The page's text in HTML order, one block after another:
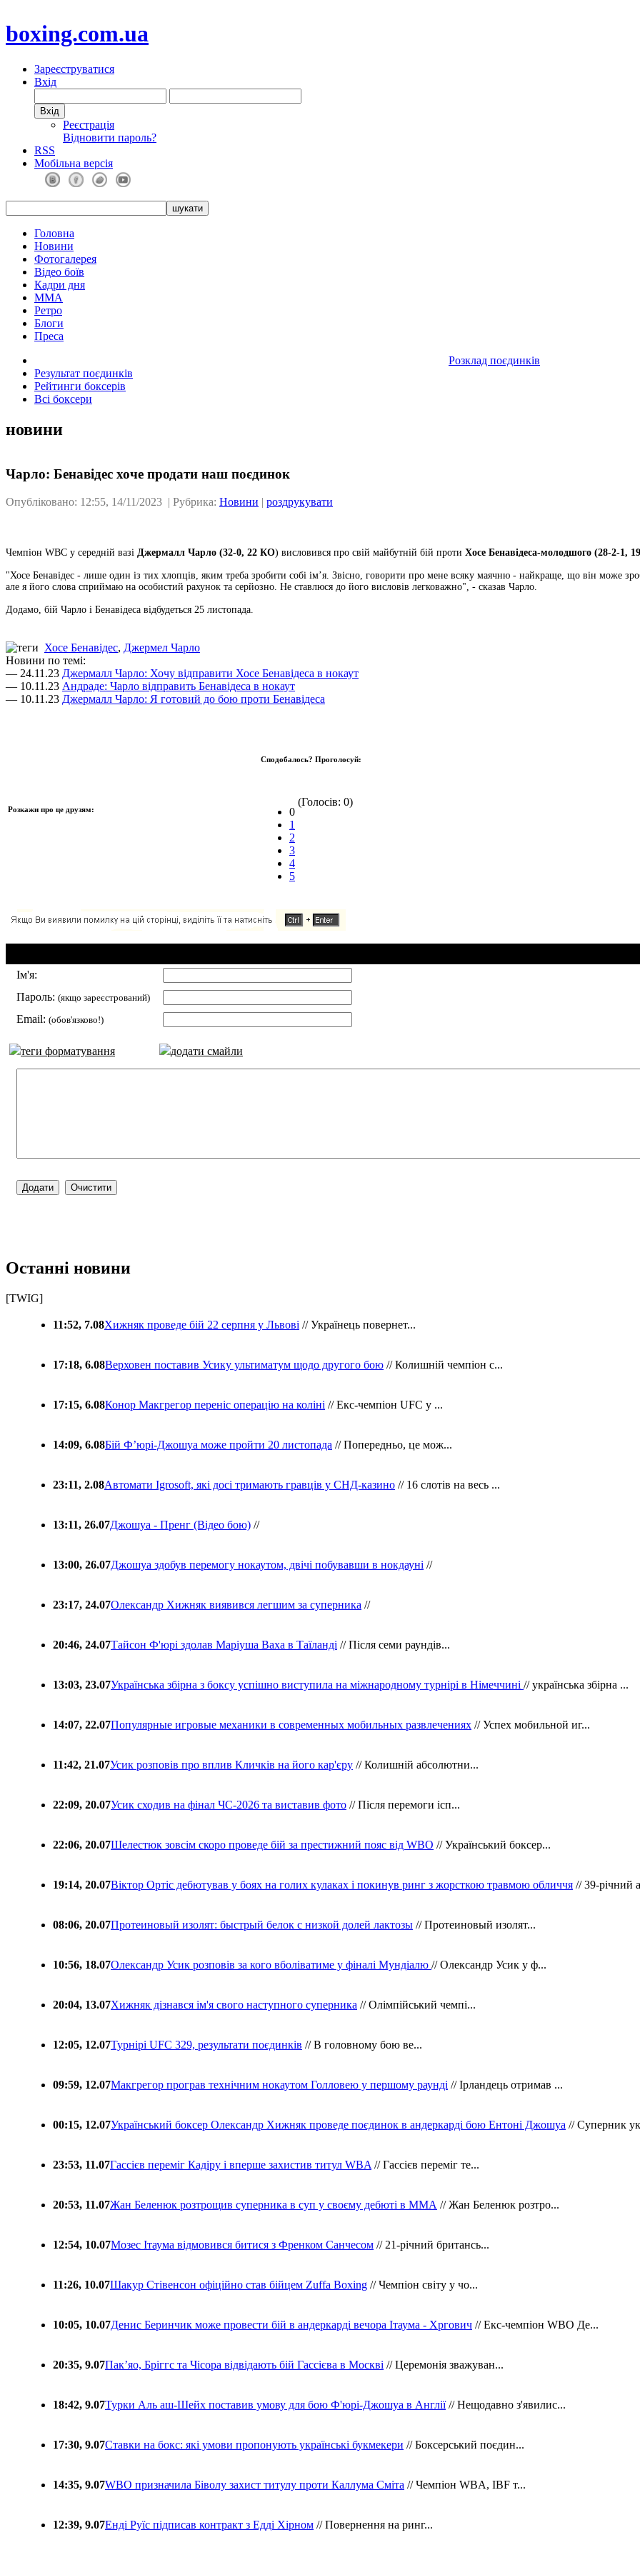
boxing.com.ua
Зареєструватися
Вхід
Реєстрація
Відновити пароль?
RSS
Мобільна версія
Головна
Новини
Фотогалерея
Відео боїв
Кадри дня
ММА
Ретро
Блоги
Преса
Розклад поєдинків
Результат поєдинків
Рейтинги боксерів
Всі боксери
новини
Чарло: Бенавідес хоче продати наш поєдинок
Опубліковано: 12:55, 14/11/2023 | Рубрика: Новини | роздрукувати
Чемпіон WBC у середній вазі Джермалл Чарло (32-0, 22 КО) висловився про свій майбутній бій проти Хосе Бенавідеса-молодшого (28-2-1,
"Хосе Бенавідес - лише один із тих хлопців, яким треба зробити собі ім’я. Звісно, говорити про мене всяку маячню - найкраще, що він може
але я його слова сприймаю на особистий рахунок та серйозно. Не ставлюся до його висловів легковажно", - сказав Чарло.
Додамо, бій Чарло і Бенавідеса відбудеться 25 листопада.
Хосе Бенавідес, Джермел Чарло
Новини по темі:
— 24.11.23 Джермалл Чарло: Хочу відправити Хосе Бенавідеса в нокаут
— 10.11.23 Андраде: Чарло відправить Бенавідеса в нокаут
— 10.11.23 Джермалл Чарло: Я готовий до бою проти Бенавідеса
Розкажи про це друзям:
Сподобалось? Проголосуй:
0
1
2
3
4
5
(Голосів: 0)
Ім'я:
Пароль: (якщо зареєстрований)
Email: (обов'язково!)
теги форматування додати смайли
Останні новини
[TWIG]
11:52, 7.08Хижняк проведе бій 22 серпня у Львові // Українець повернет...
17:18, 6.08Верховен поставив Усику ультиматум щодо другого бою // Колишній чемпіон с...
17:15, 6.08Конор Макгрегор переніс операцію на коліні // Екс-чемпіон UFC у ...
14:09, 6.08Бій Ф’юрі-Джошуа може пройти 20 листопада // Попередньо, це мож...
23:11, 2.08Автомати Igrosoft, які досі тримають гравців у СНД-казино // 16 слотів на весь ...
13:11, 26.07Джошуа - Пренг (Відео бою) //
13:00, 26.07Джошуа здобув перемогу нокаутом, двічі побувавши в нокдауні //
23:17, 24.07Олександр Хижняк виявився легшим за суперника //
20:46, 24.07Тайсон Ф'юрі здолав Маріуша Ваха в Таїланді // Після семи раундів...
13:03, 23.07Українська збірна з боксу успішно виступила на міжнародному турнірі в Німеччині // українська збірна ...
14:07, 22.07Популярные игровые механики в современных мобильных развлечениях // Успех мобильной иг...
11:42, 21.07Усик розповів про вплив Кличків на його кар'єру // Колишній абсолютни...
22:09, 20.07Усик сходив на фінал ЧС-2026 та виставив фото // Після перемоги ісп...
22:06, 20.07Шелестюк зовсім скоро проведе бій за престижний пояс від WBO // Український боксер...
19:14, 20.07Віктор Ортіс дебютував у боях на голих кулаках і покинув ринг з жорсткою травмою обличчя // 39-річний
08:06, 20.07Протеиновый изолят: быстрый белок с низкой долей лактозы // Протеиновый изолят...
10:56, 18.07Олександр Усик розповів за кого вболіватиме у фіналі Мундіалю // Олександр Усик у ф...
20:04, 13.07Хижняк дізнався ім'я свого наступного суперника // Олімпійський чемпі...
12:05, 12.07Турнірі UFC 329, результати поєдинків // В головному бою ве...
09:59, 12.07Макгрегор програв технічним нокаутом Голловею у першому раунді // Ірландець отримав ...
00:15, 12.07Український боксер Олександр Хижняк проведе поєдинок в андеркарді бою Ентоні Джошуа // Суперник
23:53, 11.07Гассієв переміг Кадіру і вперше захистив титул WBA // Гассієв переміг те...
20:53, 11.07Жан Беленюк розтрощив суперника в суп у своєму дебюті в ММА // Жан Беленюк розтро...
12:54, 10.07Мозес Ітаума відмовився битися з Френком Санчесом // 21-річний британсь...
11:26, 10.07Шакур Стівенсон офіційно став бійцем Zuffa Boxing // Чемпіон світу у чо...
10:05, 10.07Денис Беринчик може провести бій в андеркарді вечора Ітаума - Хргович // Екс-чемпіон WBO Де...
20:35, 9.07Пакʼяо, Бріггс та Чісора відвідають бій Гассієва в Москві // Церемонія зважуван...
18:42, 9.07Турки Аль аш-Шейх поставив умову для бою Ф'юрі-Джошуа в Англії// Нещодавно з'явилис...
17:30, 9.07Ставки на бокс: які умови пропонують українські букмекери // Боксерський поєдин...
14:35, 9.07WBO призначила Біволу захист титулу проти Каллума Сміта // Чемпіон WBA, IBF т...
12:39, 9.07Енді Руїс підписав контракт з Едді Хірном // Повернення на ринг...